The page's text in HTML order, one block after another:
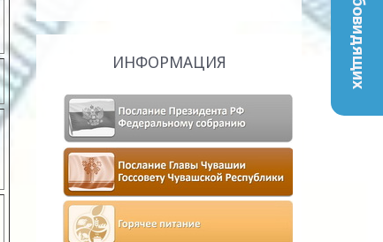
ИНФОРМАЦИЯ